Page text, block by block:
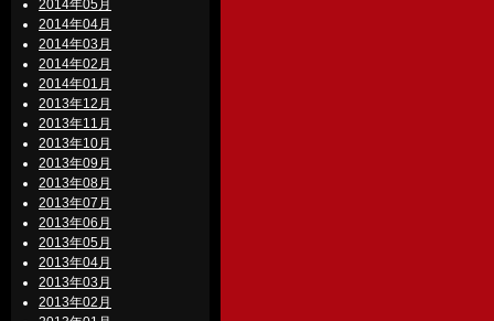
2014年05月
2014年04月
2014年03月
2014年02月
2014年01月
2013年12月
2013年11月
2013年10月
2013年09月
2013年08月
2013年07月
2013年06月
2013年05月
2013年04月
2013年03月
2013年02月